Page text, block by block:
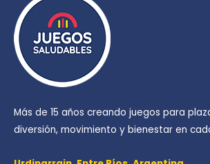
Más de 15 años creando juegos para
diversión, movimiento y bienestar en